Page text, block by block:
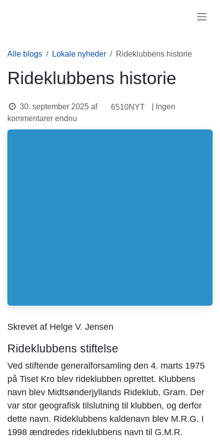
Alle blogs Lokale nyheder Rideklubbens historie
Rideklubbens historie
30. september 2025 af 6510NYT
| Ingen
kommentarer endnu
Skrevet af Helge V. Jensen
Rideklubbens stiftelse
Ved stiftende generalforsamling den 4. marts 1975
på Tiset Kro blev rideklubben oprettet. Klubbens
navn blev Midtsønderjyllands Rideklub, Gram. Der
var stor geografisk tilslutning til klubben, og derfor
dette navn. Rideklubbens kaldenavn blev M.R.G. I
1998 ændredes rideklubbens navn til G.M.R.